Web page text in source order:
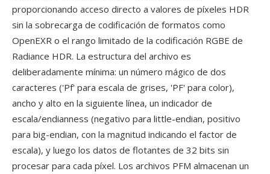
proporcionando acceso directo a valores de píxeles HDR
sin la sobrecarga de codificación de formatos como
OpenEXR o el rango limitado de la codificación RGBE de
Radiance HDR. La estructura del archivo es
deliberadamente mínima: un número mágico de dos
caracteres ('Pf' para escala de grises, 'PF' para color),
ancho y alto en la siguiente línea, un indicador de
escala/endianness (negativo para little-endian, positivo
para big-endian, con la magnitud indicando el factor de
escala), y luego los datos de flotantes de 32 bits sin
procesar para cada píxel. Los archivos PFM almacenan un